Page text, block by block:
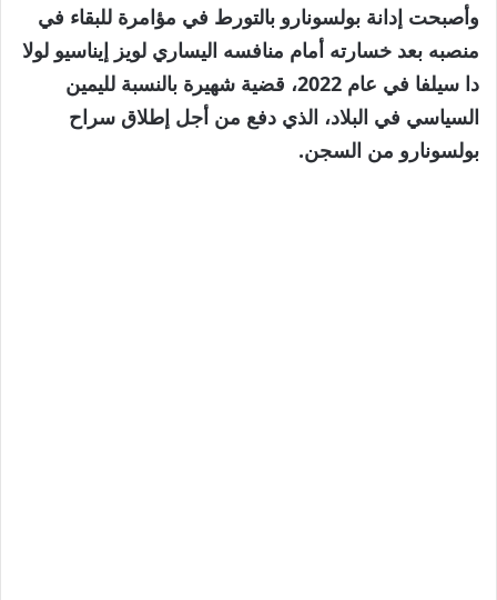
قائمة
من
3
عناصر
نهاية
القائمة
وأصبحت إدانة بولسونارو بالتورط في مؤامرة للبقاء في
منصبه بعد خسارته أمام منافسه اليساري لويز إيناسيو لولا
دا سيلفا في عام 2022، قضية شهيرة بالنسبة لليمين
السياسي في البلاد، الذي دفع من أجل إطلاق سراح
بولسونارو من السجن.